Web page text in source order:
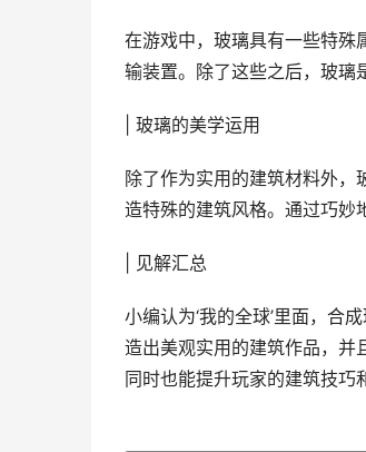
在游戏中，玻璃具有一些特殊
输装置。除了这些之后，玻璃
| 玻璃的美学运用
除了作为实用的建筑材料外
造特殊的建筑风格。通过巧妙
| 见解汇总
小编认为‘我的全球’里面，合
造出美观实用的建筑作品，并
同时也能提升玩家的建筑技巧